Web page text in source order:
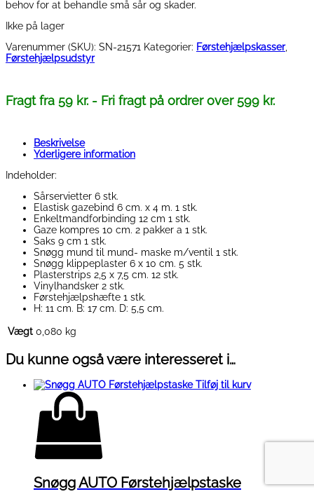
behov for at behandle små sår og skader.
Ikke på lager
Varenummer (SKU): SN-21571 Kategorier: Førstehjælpskasser,
Førstehjælpsudstyr
Fragt fra 59 kr. - Fri fragt på ordrer over 599 kr.
Beskrivelse
Yderligere information
Indeholder:
Sårservietter 6 stk.
Elastisk gazebind 6 cm. x 4 m. 1 stk.
Enkeltmandforbinding 12 cm 1 stk.
Gaze kompres 10 cm. 2 pakker a 1 stk.
Saks 9 cm 1 stk.
Snøgg mund til mund- maske m/ventil 1 stk.
Snøgg klippeplaster 6 x 10 cm. 5 stk.
Plasterstrips 2,5 x 7,5 cm. 12 stk.
Vinylhandsker 2 stk.
Førstehjælpshæfte 1 stk.
H: 11 cm. B: 17 cm. D: 5,5 cm.
Vægt 0,080 kg
Du kunne også være interesseret i…
Tilføj til kurv
Snøgg AUTO Førstehjælpstaske